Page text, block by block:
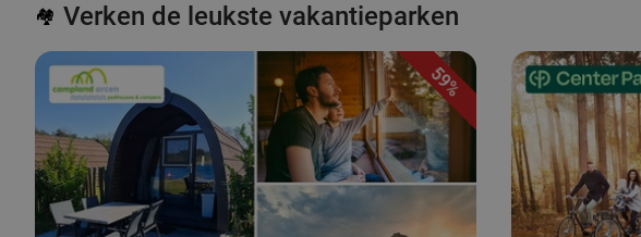
🏘️ Verken de leukste vakantieparken
59%